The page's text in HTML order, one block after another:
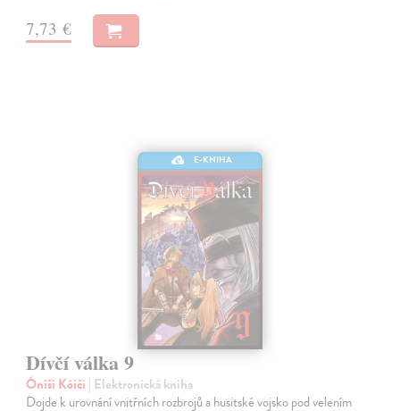
7,73 €
E-KNIHA
Dívčí válka 9
Óniši Kóiči | Elektronická kniha
Dojde k urovnání vnitřních rozbrojů a husitské vojsko pod velením